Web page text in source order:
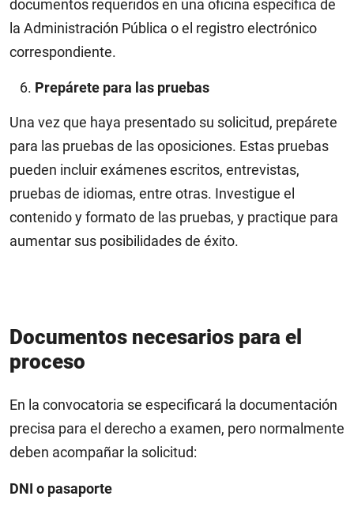
documentos requeridos en una oficina específica de
la Administración Pública o el registro electrónico
correspondiente.
Prepárete para las pruebas
Una vez que haya presentado su solicitud, prepárete
para las pruebas de las oposiciones. Estas pruebas
pueden incluir exámenes escritos, entrevistas,
pruebas de idiomas, entre otras. Investigue el
contenido y formato de las pruebas, y practique para
aumentar sus posibilidades de éxito.
Documentos necesarios para el
proceso
En la convocatoria se especificará la documentación
precisa para el derecho a examen, pero normalmente
deben acompañar la solicitud:
DNI o pasaporte